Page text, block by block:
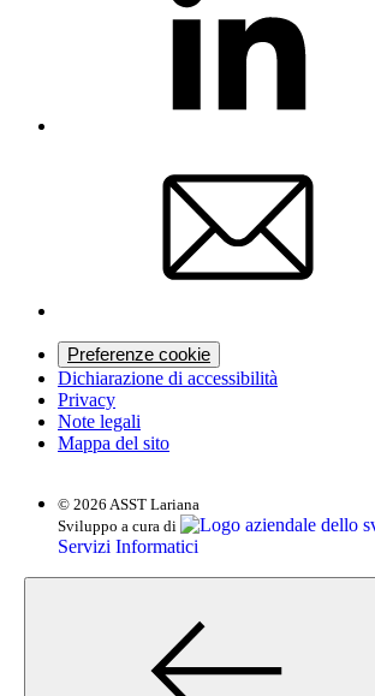
Preferenze cookie
Dichiarazione di accessibilità
Privacy
Note legali
Mappa del sito
© 2026 ASST Lariana
Sviluppo a cura di
Servizi Informatici